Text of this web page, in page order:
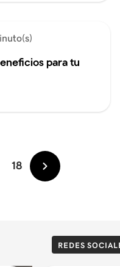
para tu
18
Más
REDES